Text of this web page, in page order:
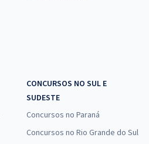
CONCURSOS NO SUL E
SUDESTE
Concursos no Paraná
Concursos no Rio Grande do Sul